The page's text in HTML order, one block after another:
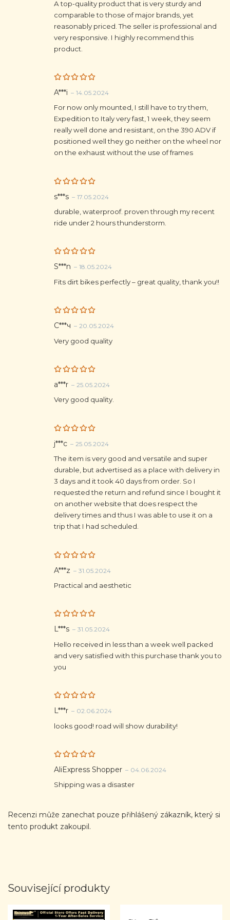
A top-quality product that is very sturdy and
comparable to those of major brands, yet
reasonably priced. The seller is professional and
very responsive. I highly recommend this
product.
Rated5
A***i – 14.05.2024
For now only mounted, I still have to try them,
Expedition to Italy very fast, 1 week, they seem
really well done and resistant, on the 390 ADV if
positioned well they go neither on the wheel nor
on the exhaust without the use of frames
Rated 5
s***s – 17.05.2024
durable, waterproof. proven through my recent
ride under 2 hours thunderstorm.
Rated5
S***n – 18.05.2024
Fits dirt bikes perfectly – great quality, thank you!!
Rated5
С***ч – 20.05.2024
Very good quality
Rated5
a***r – 25.05.2024
Very good quality.
Rated 5
out of 5
j***c – 25.05.2024
The item is very good and versatile and super
durable, but advertised as a place with delivery in
3 days and it took 40 days from order. So I
requested the return and refund since I bought it
on another website that does respect the
delivery times and thus I was able to use it on a
trip that I had scheduled.
Rated 5
A***z – 31.05.2024
Practical and aesthetic
Rated5
L***s – 31.05.2024
Hello received in less than a week well packed
and very satisfied with this purchase thank you to
you
Rated5
L***r – 02.06.2024
looks good! road will show durability!
Rated5
out of 5
AliExpress Shopper – 04.06.2024
Shipping was a disaster
Recenzi může zanechat pouze přihlášený zákazník, který si
tento produkt zakoupil.
Související produkty